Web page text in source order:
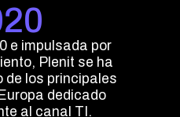
e impulsada por
Plenit se ha
de los principales
dedicado
al canal TI.